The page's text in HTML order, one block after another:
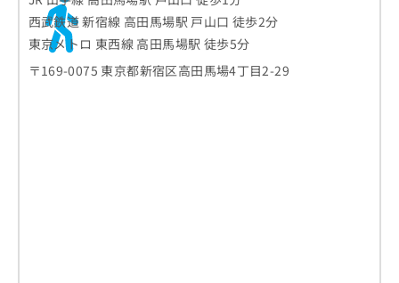
西武鉄道 新宿線 高田馬場駅 戸山口 徒歩2分
東京メトロ 東西線 高田馬場駅 徒歩5分
〒169-0075 東京都新宿区高田馬場4丁目2-29